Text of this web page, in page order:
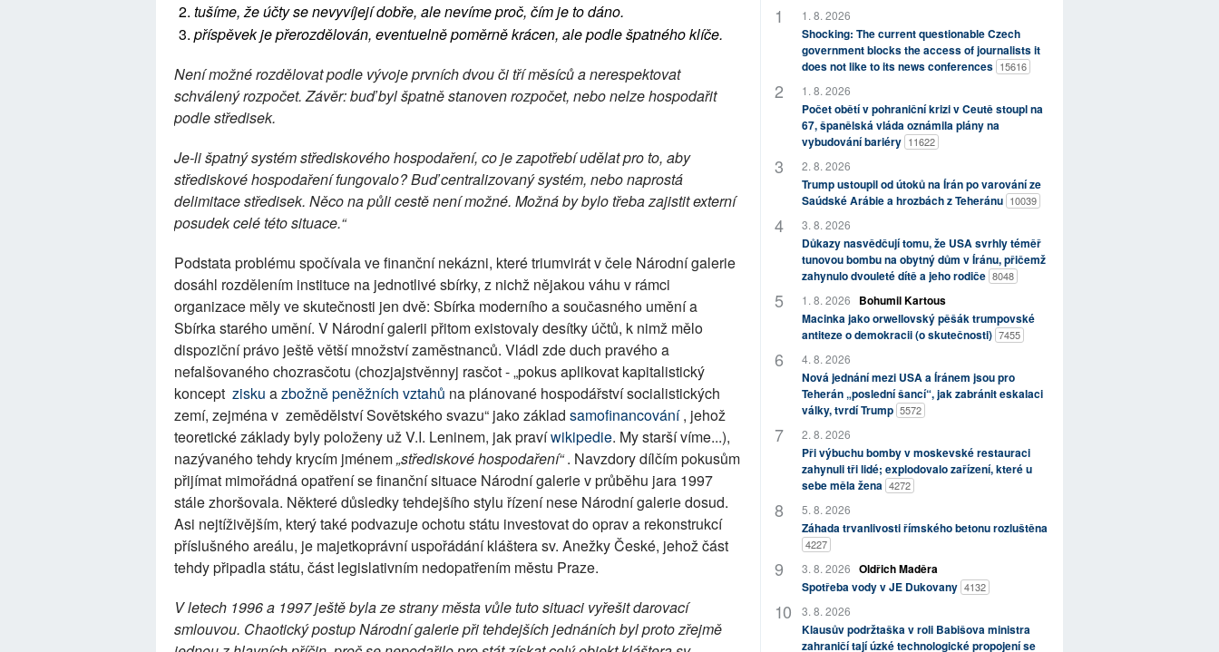
tušíme, že účty se nevyvíjejí dobře, ale nevíme proč, čím je to dáno.
příspěvek je přerozdělován, eventuelně poměrně krácen, ale podle špatného klíče.
Není možné rozdělovat podle vývoje prvních dvou či tří měsíců a nerespektovat
schválený rozpočet. Závěr: buď byl špatně stanoven rozpočet, nebo nelze hospodařit
podle středisek.
Je-li špatný systém střediskového hospodaření, co je zapotřebí udělat pro to, aby
střediskové hospodaření fungovalo? Buď centralizovaný systém, nebo naprostá
delimitace středisek. Něco na půli cestě není možné. Možná by bylo třeba zajistit externí
posudek celé této situace.“
Podstata problému spočívala ve finanční nekázni, které triumvirát v čele Národní galerie
dosáhl rozdělením instituce na jednotlivé sbírky, z nichž nějakou váhu v rámci
organizace měly ve skutečnosti jen dvě: Sbírka moderního a současného umění a
Sbírka starého umění. V Národní galerii přitom existovaly desítky účtů, k nimž mělo
dispoziční právo ještě větší množství zaměstnanců. Vládl zde duch pravého a
nefalšovaného chozrasčotu (chozjajstvěnnyj rasčot - „pokus aplikovat kapitalistický
koncept zisku azbožně peněžních vztahů na plánované hospodářství socialistických
zemí, zejména v zemědělství Sovětského svazu“ jako základ samofinancování, jehož
teoretické základy byly položeny už V.I. Leninem, jak pravíwikipedie. My starší víme...),
nazývaného tehdy krycím jménem„střediskové hospodaření“. Navzdory dílčím pokusům
přijímat mimořádná opatření se finanční situace Národní galerie v průběhu jara 1997
stále zhoršovala. Některé důsledky tehdejšího stylu řízení nese Národní galerie dosud.
Asi nejtíživějším, který také podvazuje ochotu státu investovat do oprav a rekonstrukcí
příslušného areálu, je majetkoprávní uspořádání kláštera sv. Anežky České, jehož část
tehdy připadla státu, část legislativním nedopatřením městu Praze.
V letech 1996 a 1997 ještě byla ze strany města vůle tuto situaci vyřešit darovací
smlouvou. Chaotický postup Národní galerie při tehdejších jednáních byl proto zřejmě
1. 8. 2026
Shocking: The current questionable Czech
government blocks the access of journalists it
does not like to its news conferences 15616
1. 8. 2026
Počet obětí v pohraniční krizi v Ceutě stoupl na
67, španělská vláda oznámila plány na
vybudování bariéry 11622
2. 8. 2026
Trump ustoupil od útoků na Írán po varování ze
Saúdské Arábie a hrozbách z Teheránu 10039
3. 8. 2026
Důkazy nasvědčují tomu, že USA svrhly téměř
tunovou bombu na obytný dům v Íránu, přičemž
zahynulo dvouleté dítě a jeho rodiče 8048
1. 8. 2026
Bohumil Kartous
Macinka jako orwellovský pěšák trumpovské
antiteze o demokracii (o skutečnosti) 7455
4. 8. 2026
Nová jednání mezi USA a Íránem jsou pro
Teherán „poslední šancí“, jak zabránit eskalaci
války, tvrdí Trump 5572
2. 8. 2026
Při výbuchu bomby v moskevské restauraci
zahynuli tři lidé; explodovalo zařízení, které u
sebe měla žena 4272
5. 8. 2026
Záhada trvanlivosti římského betonu rozluštěna
4227
3. 8. 2026 Oldřich Maděra
Spotřeba vody v JE Dukovany 4132
3. 8. 2026
Klausův podržtaška v roli Babišova ministra
zahraničí tají úzké technologické propojení se